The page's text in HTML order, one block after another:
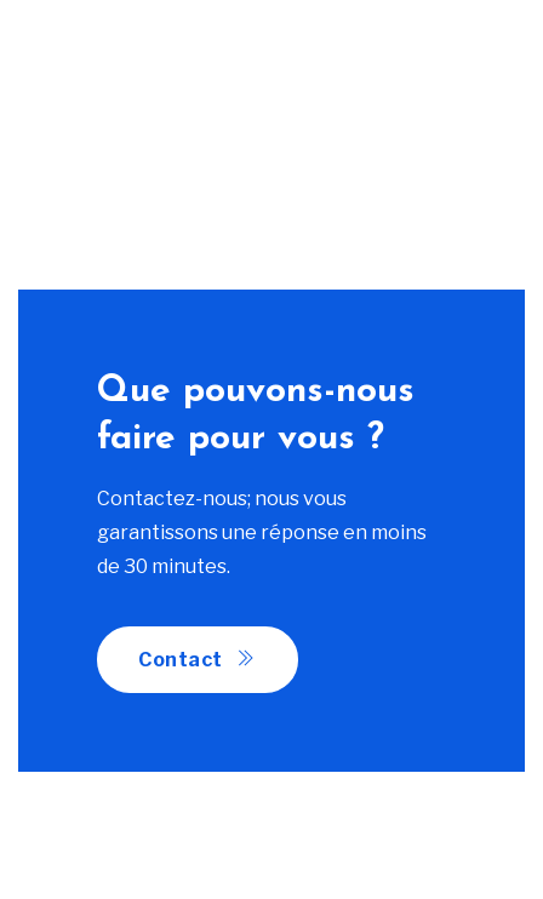
Que pouvons-nous
faire pour vous ?
Contactez-nous; nous vous
garantissons une réponse en moins
de 30 minutes.
Contact